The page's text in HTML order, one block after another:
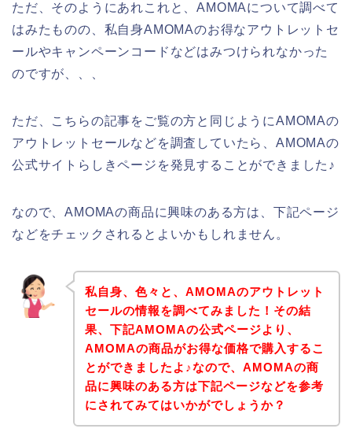
ただ、そのようにあれこれと、AMOMAについて調べて
はみたものの、私自身AMOMAのお得なアウトレットセ
ールやキャンペーンコードなどはみつけられなかった
のですが、、、
ただ、こちらの記事をご覧の方と同じようにAMOMAの
アウトレットセールなどを調査していたら、AMOMAの
公式サイトらしきページを発見することができました♪
なので、AMOMAの商品に興味のある方は、下記ページ
などをチェックされるとよいかもしれません。
私自身、色々と、AMOMAのアウトレット
セールの情報を調べてみました！その結
果、下記AMOMAの公式ページより、
AMOMAの商品がお得な価格で購入するこ
とができましたよ♪なので、AMOMAの商
品に興味のある方は下記ページなどを参考
にされてみてはいかがでしょうか？